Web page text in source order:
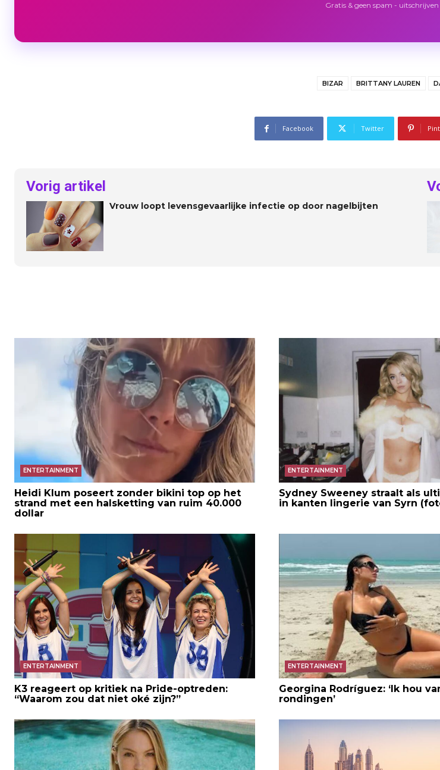
Gratis & geen spam -
BIZAR BRITTANY LAUREN
Facebook Twitter
Vorig artikel
Vrouw loopt levensgevaarlijke infectie op door nagelbijten
ENTERTAINMENT
Heidi Klum poseert zonder bikini top op het
strand met een halsketting van ruim 40.000
dollar
ENTERTAINMENT
Sydney Sweeney straalt als
in kanten lingerie van Syrn
ENTERTAINMENT
K3 reageert op kritiek na Pride-optreden:
“Waarom zou dat niet oké zijn?”
ENTERTAINMENT
Georgina Rodríguez: ‘Ik hou
rondingen’